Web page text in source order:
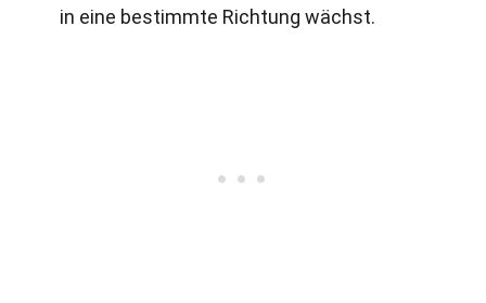
in eine bestimmte Richtung wächst.